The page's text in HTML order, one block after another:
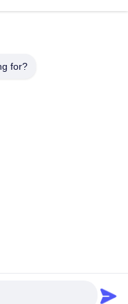
Shahe Ouest, rue XILI,
for?